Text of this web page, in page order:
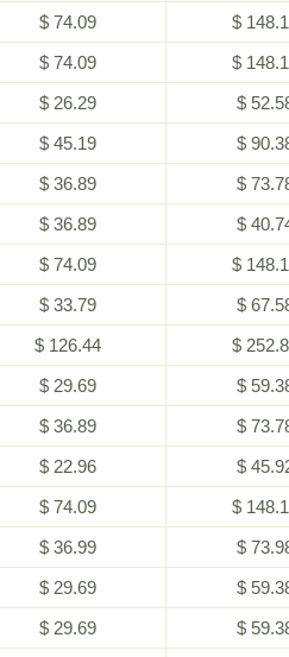
$ 74.09
$
$ 74.09
$
$ 26.29
$
$ 45.19
$
$ 36.89
$
$ 36.89
$
$ 74.09
$
$ 33.79
$
$ 126.44
$
$ 29.69
$
$ 36.89
$
$ 22.96
$
$ 74.09
$
$ 36.99
$
$ 29.69
$
$ 29.69
$